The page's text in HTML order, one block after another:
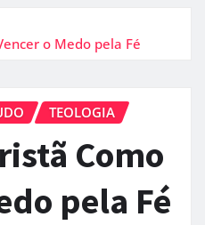
o Medo pela Fé
TEOLOGIA
Como
pela Fé